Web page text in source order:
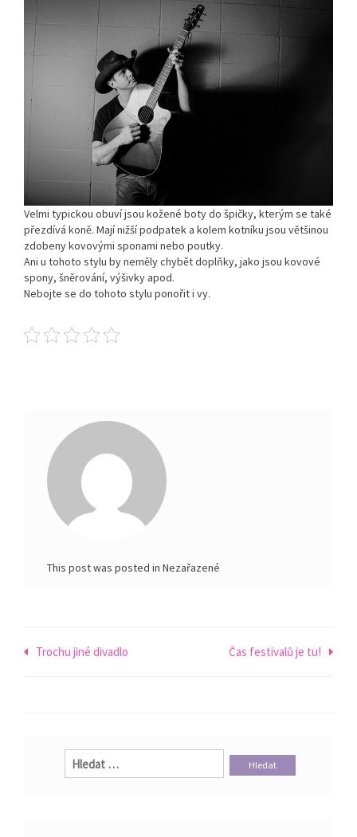
Velmi typickou obuví jsou kožené boty do špičky, kterým se také
přezdívá koně. Mají nižší podpatek a kolem kotníku jsou většinou
zdobeny kovovými sponami nebo poutky.
Ani u tohoto stylu by neměly chybět doplňky, jako jsou kovové
spony, šněrování, výšivky apod.
Nebojte se do tohoto stylu ponořit i vy.
This post was posted in Nezařazené
Navigace
Trochu jiné divadlo Čas festivalů je tu!
Vyhledávání